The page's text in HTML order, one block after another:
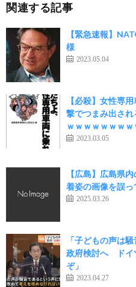
関連する記事
【緊急速報】
様
2023.05.04
【必殺】女性専
撃でつまみ出さ
ｗｗｗｗｗｗｗｗ
2023.03.05
【広島】広島県
着姿の画像を誤
2025.03.26
「子どもの声は
政府検討へ ドイ
ぞ」
2023.04.27